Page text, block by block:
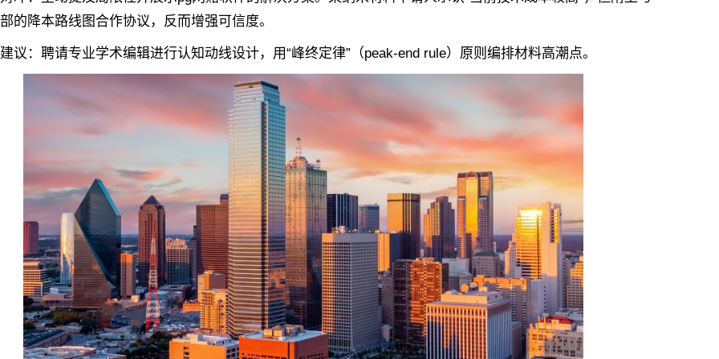
的降本路线图合作协议，反而增强可信度。
：聘请专业学术编辑进行认知动线设计，用“峰终定律”（peak-end rule）原则编排材料高潮点。